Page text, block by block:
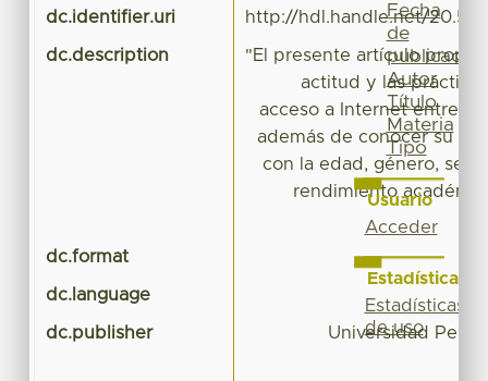
dc.identifier.uri http://hdl.handle.net/
dc.description
"El presente artículo
actitud y las
acceso a Internet entre
además de conocer su
con la edad, género,
rendimiento
dc.format
dc.language
dc.publisher Universidad
Fecha
de
publicación
Autor
Título
Materia
Tipo
Usuario
Acceder
Estadísticas
Estadísticas
de uso